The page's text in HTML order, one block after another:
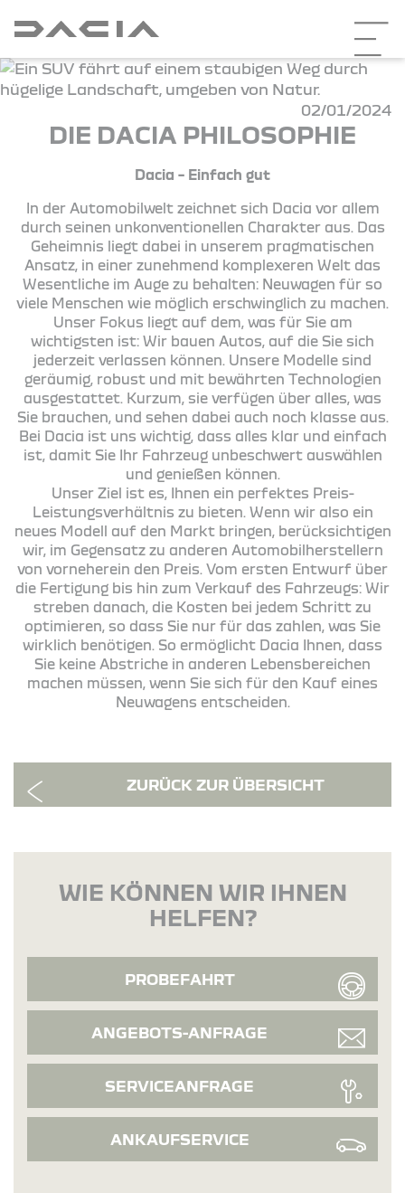
02/01/2024
DIE DACIA PHILOSOPHIE
Dacia – Einfach gut
In der Automobilwelt zeichnet sich Dacia vor allem
durch seinen unkonventionellen Charakter aus. Das
Geheimnis liegt dabei in unserem pragmatischen
Ansatz, in einer zunehmend komplexeren Welt das
Wesentliche im Auge zu behalten: Neuwagen für so
viele Menschen wie möglich erschwinglich zu machen.
Unser Fokus liegt auf dem, was für Sie am
wichtigsten ist: Wir bauen Autos, auf die Sie sich
jederzeit verlassen können. Unsere Modelle sind
geräumig, robust und mit bewährten Technologien
ausgestattet. Kurzum, sie verfügen über alles, was
Sie brauchen, und sehen dabei auch noch klasse aus.
Bei Dacia ist uns wichtig, dass alles klar und einfach
ist, damit Sie Ihr Fahrzeug unbeschwert auswählen
und genießen können.
Unser Ziel ist es, Ihnen ein perfektes Preis-
Leistungsverhältnis zu bieten. Wenn wir also ein
neues Modell auf den Markt bringen, berücksichtigen
wir, im Gegensatz zu anderen Automobilherstellern
von vorneherein den Preis. Vom ersten Entwurf über
die Fertigung bis hin zum Verkauf des Fahrzeugs: Wir
streben danach, die Kosten bei jedem Schritt zu
optimieren, so dass Sie nur für das zahlen, was Sie
wirklich benötigen. So ermöglicht Dacia Ihnen, dass
Sie keine Abstriche in anderen Lebensbereichen
machen müssen, wenn Sie sich für den Kauf eines
Neuwagens entscheiden.
ZURÜCK ZUR ÜBERSICHT
WIE KÖNNEN WIR IHNEN
HELFEN?
PROBEFAHRT
ANGEBOTS-ANFRAGE
SERVICEANFRAGE
ANKAUFSERVICE